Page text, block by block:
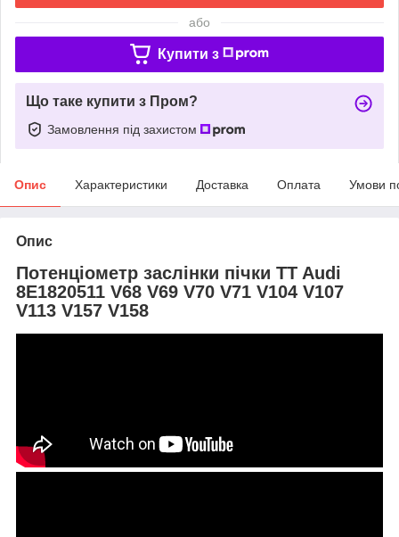
або
Купити з
Що таке купити з Пром?
Замовлення під захистом
Опис Характеристики Доставка Оплата Умови
Опис
Потенціометр заслінки пічки TT Audi
8E1820511 V68 V69 V70 V71 V104 V107
V113 V157 V158